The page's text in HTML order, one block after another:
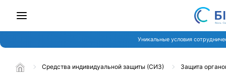
Уникальные условия
Средства индивидуальной защиты (СИЗ) Защита